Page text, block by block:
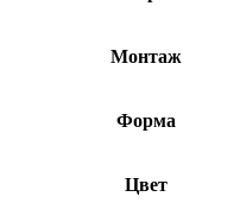
Монтаж
Форма
Цвет